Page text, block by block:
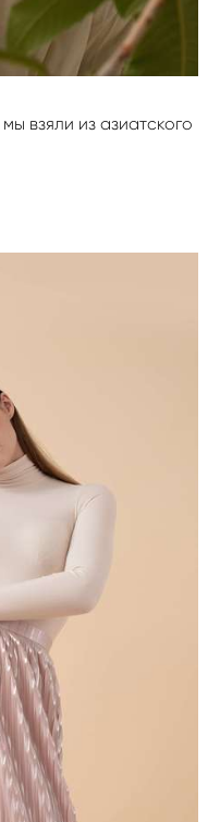
взяли из азиатского